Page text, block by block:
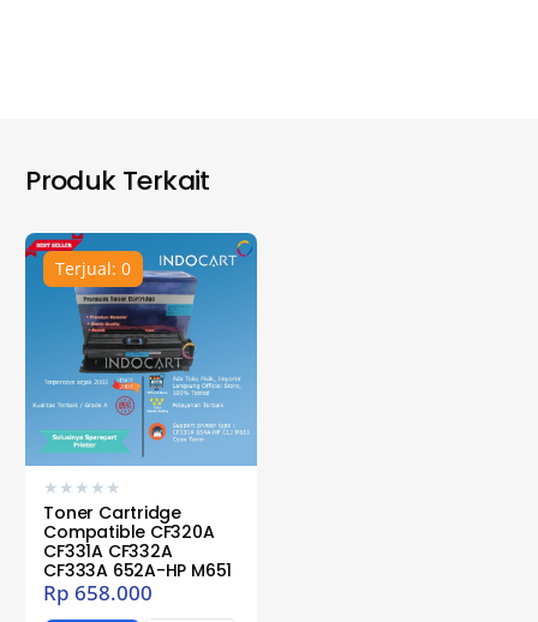
Produk Terkait
Terjual: 0
★ ★ ★ ★ ★
Toner Cartridge
Compatible CF320A
CF331A CF332A
CF333A 652A-HP M651
Rp 658.000